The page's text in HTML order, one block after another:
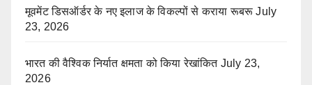
मूवमेंट डिसऑर्डर के नए इलाज के विकल्पों से कराया रूबरू July
23, 2026
भारत की वैश्विक निर्यात क्षमता को किया रेखांकित July 23,
2026